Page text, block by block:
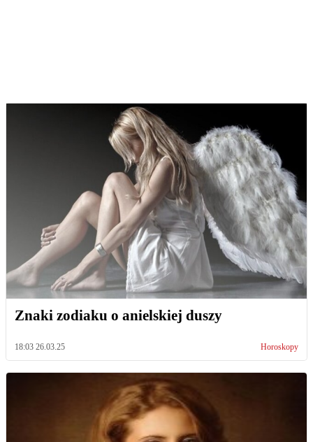
Znaki zodiaku o anielskiej duszy
18:03 26.03.25 Horoskopy